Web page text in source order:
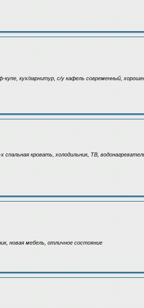
кух/гарнитур, с/у кафель современный,
кровать, холодильник, ТВ,
новая мебель, отличное состояние